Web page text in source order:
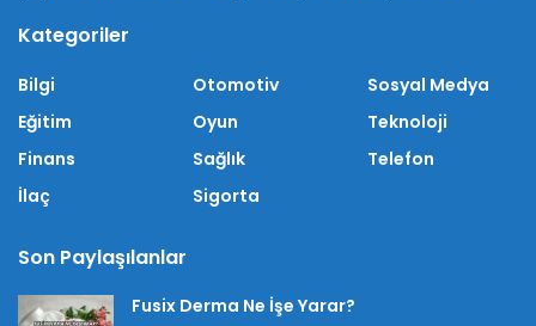
Kategoriler
Bilgi
Eğitim
Finans
İlaç
Otomotiv
Oyun
Sağlık
Sigorta
Sosyal Medya
Teknoloji
Telefon
Son Paylaşılanlar
Fusix Derma Ne İşe Yarar?